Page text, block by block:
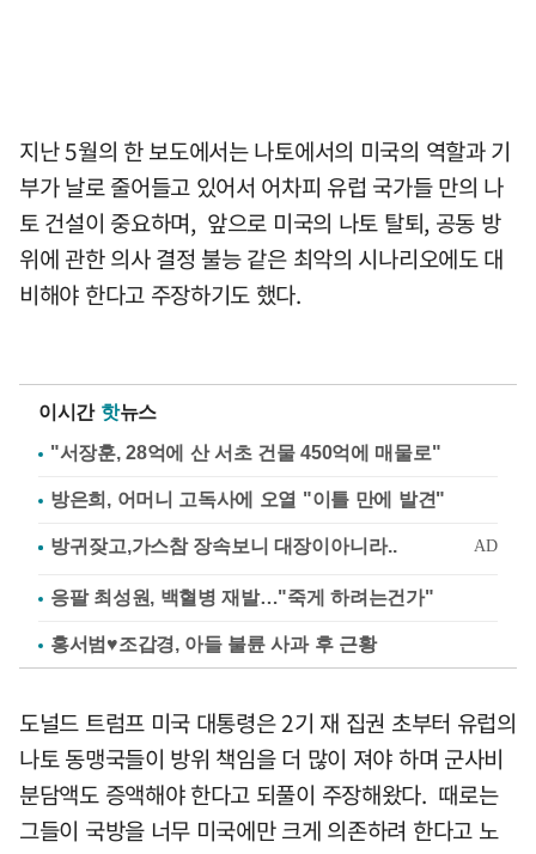
지난 5월의 한 보도에서는 나토에서의 미국의 역할과 기
부가 날로 줄어들고 있어서 어차피 유럽 국가들 만의 나
토 건설이 중요하며, 앞으로 미국의 나토 탈퇴, 공동 방
위에 관한 의사 결정 불능 같은 최악의 시나리오에도 대
비해야 한다고 주장하기도 했다.
이시간 핫뉴스
"서장훈, 28억에 산 서초 건물 450억에 매물로"
방은희, 어머니 고독사에 오열 "이틀 만에 발견"
응팔 최성원, 백혈병 재발…"죽게 하려는건가"
홍서범♥조갑경, 아들 불륜 사과 후 근황
도널드 트럼프 미국 대통령은 2기 재 집권 초부터 유럽의
나토 동맹국들이 방위 책임을 더 많이 져야 하며 군사비
분담액도 증액해야 한다고 되풀이 주장해왔다. 때로는
그들이 국방을 너무 미국에만 크게 의존하려 한다고 노